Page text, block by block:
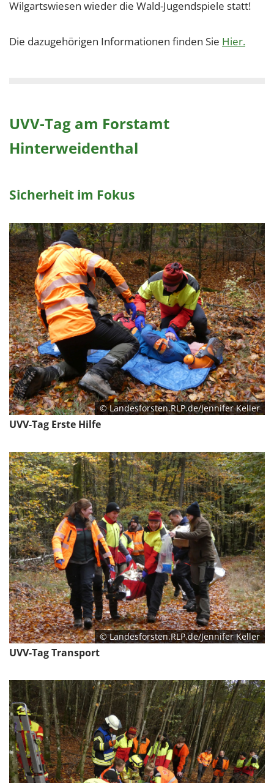
Wilgartswiesen wieder die Wald-Jugendspiele statt!
Die dazugehörigen Informationen finden Sie Hier.
UVV-Tag am Forstamt
Hinterweidenthal
Sicherheit im Fokus
© Landesforsten.RLP.de/Jennifer Keller
UVV-Tag Erste Hilfe
© Landesforsten.RLP.de/Jennifer Keller
UVV-Tag Transport